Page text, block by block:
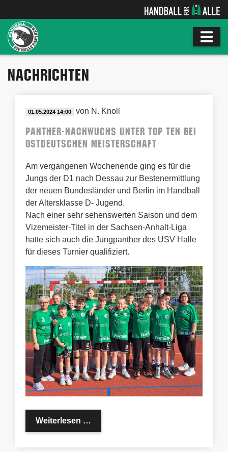
NACHRICHTEN
01.05.2024 14:00 von N. Knoll
Panther-Nachwuchs unter Top Ten bei
Ostdeutschen Meisterschaft
Am vergangenen Wochenende ging es für die
Jungs der D1 nach Dessau zur Bestenermittlung
der neuen Bundesländer und Berlin im Handball
der Altersklasse D- Jugend.
Nach einer sehr sehenswerten Saison und dem
Vizemeister-Titel in der Sachsen-Anhalt-Liga
hatte sich auch die Jungpanther des USV Halle
für dieses Turnier qualifiziert.
Weiterlesen …